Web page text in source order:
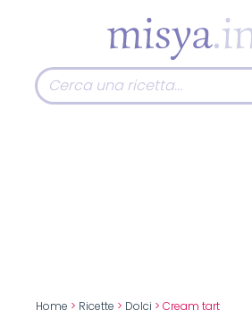
Home > Ricette > Dolci > Cream tart